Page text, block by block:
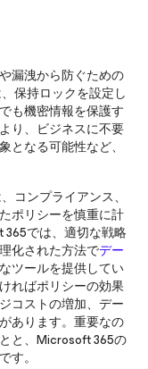
漏洩から防ぐための
保持ロックを設定し
も機密情報を保護す
り、ビジネスに不要
となる可能性など、
コンプライアンス、
ポリシーを慎重に計
では、適切な戦略
化された方法でデー
ツールを提供してい
ればポリシーの効果
コストの増加、デー
あります。重要なの
と、Microsoft 365の
す。